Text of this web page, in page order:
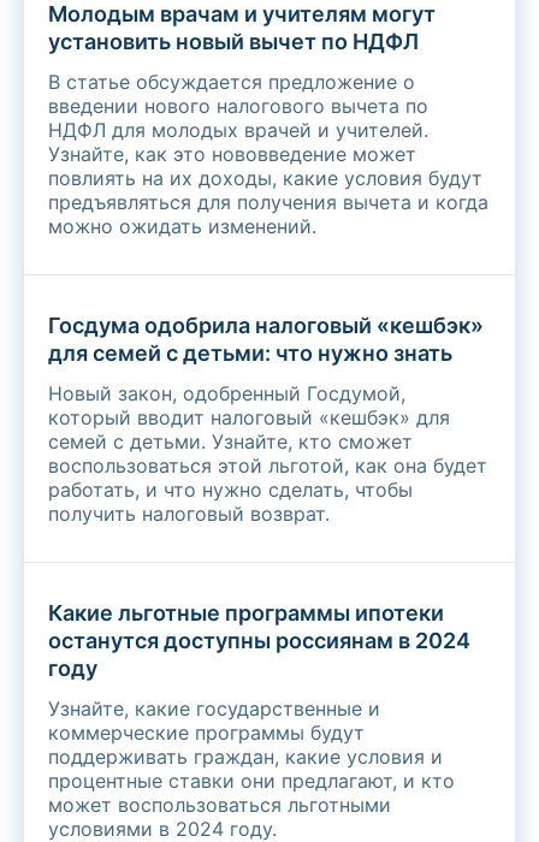
Молодым врачам и учителям могут
установить новый вычет по НДФЛ
В статье обсуждается предложение о
введении нового налогового вычета по
НДФЛ для молодых врачей и учителей.
Узнайте, как это нововведение может
повлиять на их доходы, какие условия будут
предъявляться для получения вычета и когда
можно ожидать изменений.
Госдума одобрила налоговый «кешбэк»
для семей с детьми: что нужно знать
Новый закон, одобренный Госдумой,
который вводит налоговый «кешбэк» для
семей с детьми. Узнайте, кто сможет
воспользоваться этой льготой, как она будет
работать, и что нужно сделать, чтобы
получить налоговый возврат.
Какие льготные программы ипотеки
останутся доступны россиянам в 2024
году
Узнайте, какие государственные и
коммерческие программы будут
поддерживать граждан, какие условия и
процентные ставки они предлагают, и кто
может воспользоваться льготными
условиями в 2024 году.